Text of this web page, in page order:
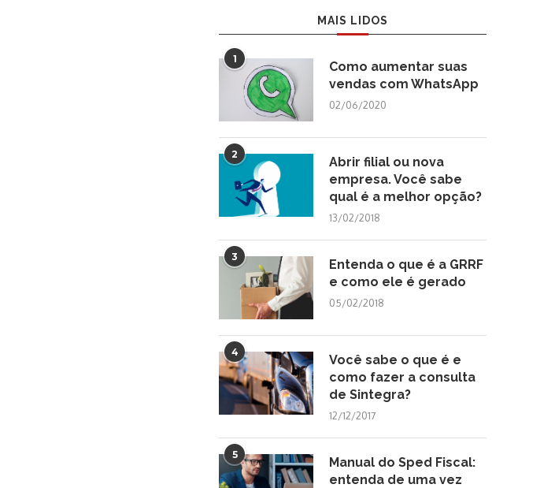
MAIS LIDOS
1
Como aumentar suas
vendas com WhatsApp
02/06/2020
2
Abrir filial ou nova
empresa. Você sabe
qual é a melhor opção?
13/02/2018
3
Entenda o que é a GRRF
e como ele é gerado
05/02/2018
4
Você sabe o que é e
como fazer a consulta
de Sintegra?
12/12/2017
5
Manual do Sped Fiscal:
entenda de uma vez